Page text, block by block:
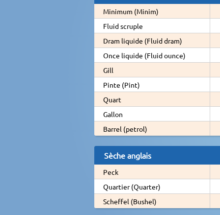
Minimum (Minim)
Fluid scruple
Dram liquide (Fluid dram)
Once liquide (Fluid ounce)
Gill
Pinte (Pint)
Quart
Gallon
Barrel (petrol)
Sèche anglais
Peck
Quartier (Quarter)
Scheffel (Bushel)